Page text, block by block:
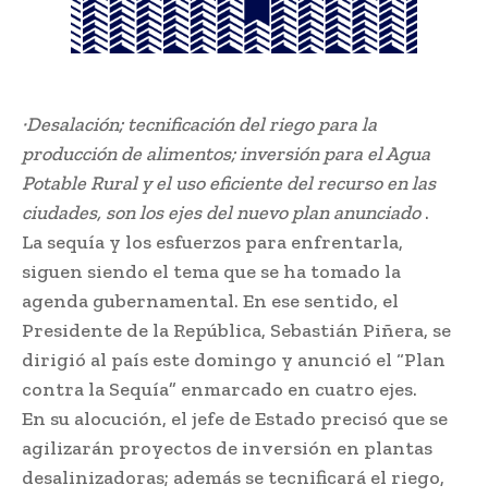
·Desalación; tecnificación del riego para la
producción de alimentos; inversión para el Agua
Potable Rural y el uso eficiente del recurso en las
ciudades, son los ejes del nuevo plan anunciado.
La sequía y los esfuerzos para enfrentarla,
siguen siendo el tema que se ha tomado la
agenda gubernamental. En ese sentido, el
Presidente de la República, Sebastián Piñera, se
dirigió al país este domingo y anunció el “Plan
contra la Sequía” enmarcado en cuatro ejes.
En su alocución, el jefe de Estado precisó que se
agilizarán proyectos de inversión en plantas
desalinizadoras; además se tecnificará el riego,